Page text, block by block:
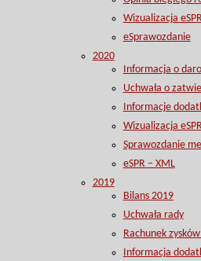
Wizualizacja
eSprawozdanie
2020
Informacja o
Uchwała o
Informacje
Wizualizacja
Sprawozdanie
eSPR – XML
2019
Bilans 2019
Uchwała rady
Rachunek
Informacja